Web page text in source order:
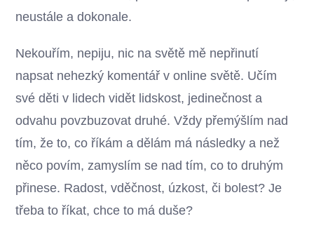
neustále a dokonale.
Nekouřím, nepiju, nic na světě mě nepřinutí
napsat nehezký komentář v online světě. Učím
své děti v lidech vidět lidskost, jedinečnost a
odvahu povzbuzovat druhé. Vždy přemýšlím nad
tím, že to, co říkám a dělám má následky a než
něco povím, zamyslím se nad tím, co to druhým
přinese. Radost, vděčnost, úzkost, či bolest? Je
třeba to říkat, chce to má duše?